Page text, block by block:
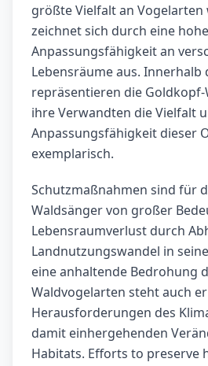
größte Vielfalt an
zeichnet sich durch eine hohe
Anpassungsfähigkeit an
Lebensräume aus. Innerhalb
repräsentieren die
ihre Verwandten die Vielfalt
Anpassungsfähigkeit dieser
exemplarisch.
Schutzmaßnahmen sind für
Waldsänger von großer
Lebensraumverlust durch
Landnutzungswandel in
eine anhaltende Bedrohung
Waldvogelarten steht auch
Herausforderungen des
damit einhergehenden
Habitats. Efforts to preserve